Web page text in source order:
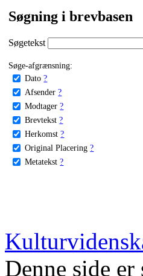
Søgning i brevbasen
Søgetekst
Søge-afgrænsning:
Dato ?
Afsender ?
Modtager ?
Brevtekst ?
Herkomst ?
Original Placering ?
Metatekst ?
Denne side